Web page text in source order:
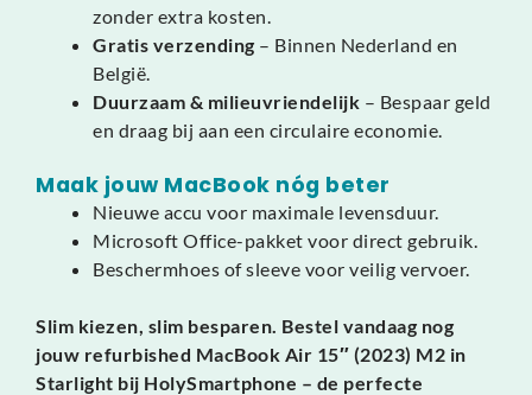
zonder extra kosten.
Gratis verzending – Binnen Nederland en
België.
Duurzaam & milieuvriendelijk – Bespaar geld
en draag bij aan een circulaire economie.
Maak jouw MacBook nóg beter
Nieuwe accu voor maximale levensduur.
Microsoft Office-pakket voor direct gebruik.
Beschermhoes of sleeve voor veilig vervoer.
Slim kiezen, slim besparen. Bestel vandaag nog
jouw refurbished MacBook Air 15″ (2023) M2 in
Starlight bij HolySmartphone – de perfecte